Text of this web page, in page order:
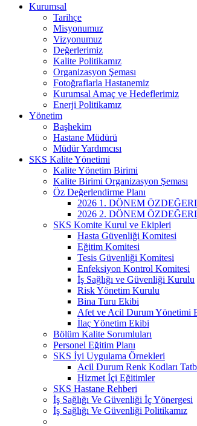
Kurumsal
Tarihçe
Misyonumuz
Vizyonumuz
Değerlerimiz
Kalite Politikamız
Organizasyon Şeması
Fotoğraflarla Hastanemiz
Kurumsal Amaç ve Hedeflerimiz
Enerji Politikamız
Yönetim
Başhekim
Hastane Müdürü
Müdür Yardımcısı
SKS Kalite Yönetimi
Kalite Yönetim Birimi
Kalite Birimi Organizasyon Şeması
Öz Değerlendirme Planı
2026 1. DÖNEM
2026 2. DÖNEM
SKS Komite Kurul ve Ekipleri
Hasta Güvenliği Komitesi
Eğitim Komitesi
Tesis Güvenliği Komitesi
Enfeksiyon Kontrol Komitesi
İş Sağlığı ve Güvenliği Kurulu
Risk Yönetim Kurulu
Bina Turu Ekibi
Afet ve Acil Durum Yönetimi
İlaç Yönetim Ekibi
Bölüm Kalite Sorumluları
Personel Eğitim Planı
SKS İyi Uygulama Örnekleri
Acil Durum Renk Kodları
Hizmet İçi Eğitimler
SKS Hastane Rehberi
İş Sağlığı Ve Güvenliği İç Yönergesi
İş Sağlığı Ve Güvenliği Politikamız